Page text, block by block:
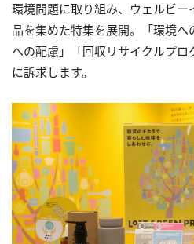
環境問題に取り組み、ウェルビー
品を集めた特集を展開。「環境
への配慮」「回収リサイクルプ
に訴求します。